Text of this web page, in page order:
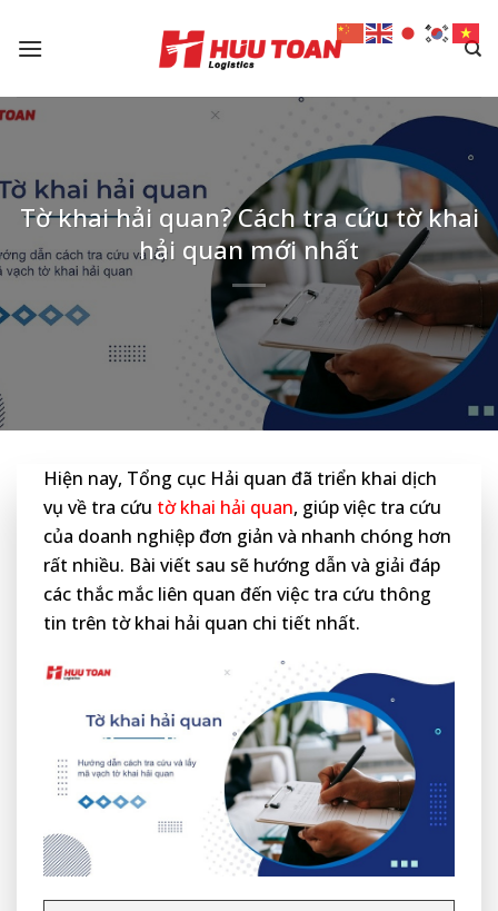
Tờ khai hải quan? Cách tra cứu tờ khai
hải quan mới nhất
Hiện nay, Tổng cục Hải quan đã triển khai dịch
vụ về tra cứu tờ khai hải quan, giúp việc tra cứu
của doanh nghiệp đơn giản và nhanh chóng hơn
rất nhiều. Bài viết sau sẽ hướng dẫn và giải đáp
các thắc mắc liên quan đến việc tra cứu thông
tin trên tờ khai hải quan chi tiết nhất.